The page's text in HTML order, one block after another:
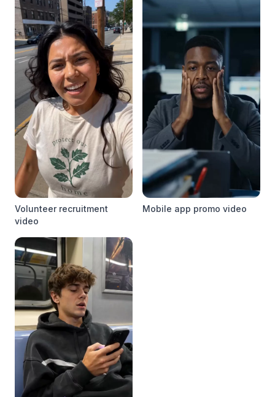
Volunteer recruitment
video
Mobile app promo video